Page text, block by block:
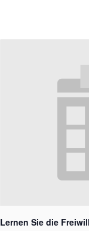
Lernen Sie die